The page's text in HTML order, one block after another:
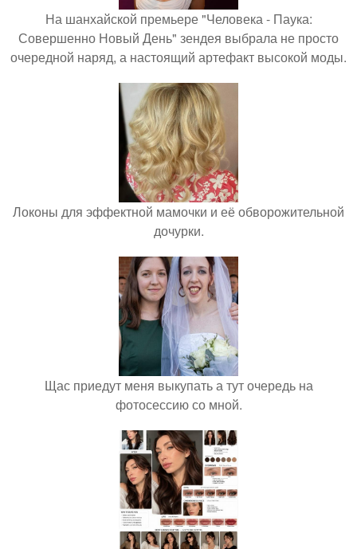
На шанхайской премьере "Человека - Паука:
Совершенно Новый День" зендея выбрала не просто
очередной наряд, а настоящий артефакт высокой моды.
Локоны для эффектной мамочки и её обворожительной
дочурки.
Щас приедут меня выкупать а тут очередь на
фотосессию со мной.